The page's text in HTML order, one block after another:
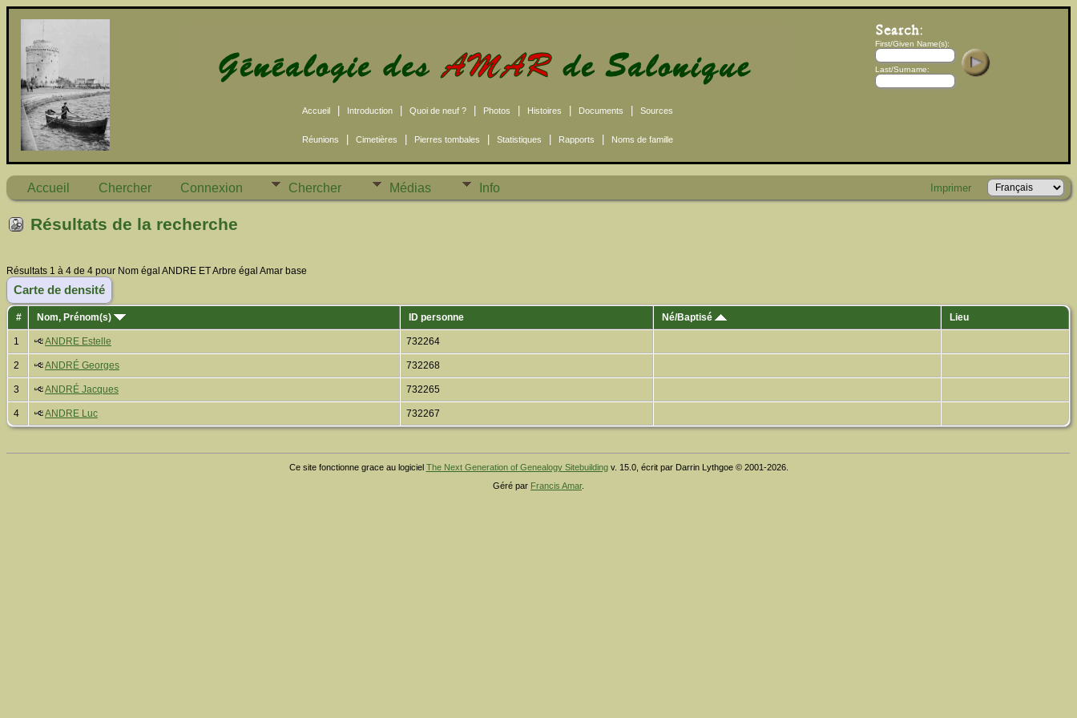
Accueil Introduction Quoi de neuf ? Photos Histoires Documents Sources
Réunions Cimetières Pierres tombales Statistiques Rapports Noms de famille
First/Given Name(s):
Last/Surname:
Accueil Chercher Connexion Chercher Médias Info Imprimer
Résultats de la recherche
Résultats 1 à 4 de 4 pour Nom égal ANDRE ET Arbre égal Amar base
Carte de densité
# Nom, Prénom(s) ID personne Né/Baptisé Lieu
1 ANDRE Estelle 732264
2 ANDRÉ Georges 732268
3 ANDRÉ Jacques 732265
4 ANDRE Luc 732267
Ce site fonctionne grace au logiciel The Next Generation of Genealogy Sitebuildingv. 15.0, écrit par Darrin Lythgoe © 2001-2026.
Géré par Francis Amar.